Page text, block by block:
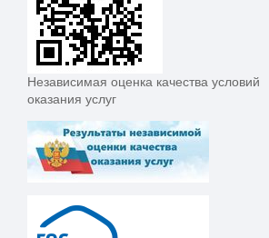
Независимая оценка качества условий
оказания услуг